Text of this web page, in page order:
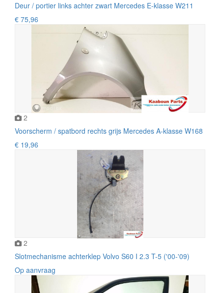
Deur / portier links achter zwart Mercedes E-klasse W211
€ 75,96
2
Voorscherm / spatbord rechts grijs Mercedes A-klasse W168
€ 19,96
2
Slotmechanisme achterklep Volvo S60 I 2.3 T-5 ('00-'09)
Op aanvraag